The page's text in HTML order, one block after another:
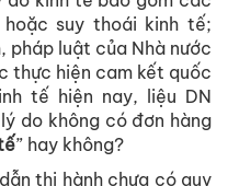
suy thoái kinh tế;
pháp luật của Nhà nước
thực hiện cam kết quốc
tế hiện nay, liệu DN
do không có đơn hàng
” hay không?
thi hành chưa có quy